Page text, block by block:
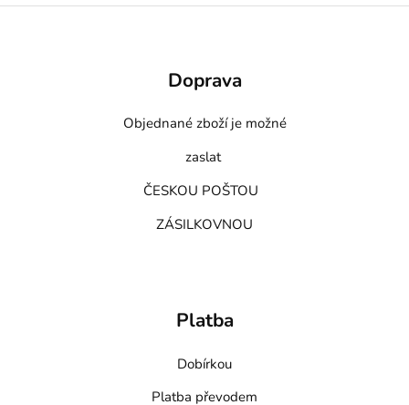
Doprava
Objednané zboží je možné
zaslat
ČESKOU POŠTOU
ZÁSILKOVNOU
Platba
Dobírkou
Platba převodem